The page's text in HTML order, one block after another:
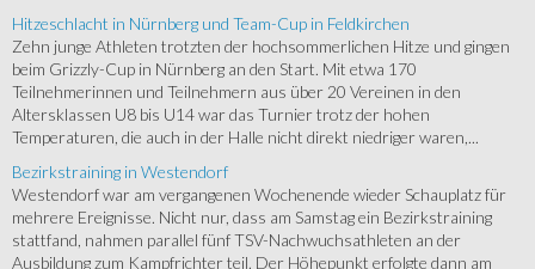
Hitzeschlacht in Nürnberg und Team-Cup in Feldkirchen
Zehn junge Athleten trotzten der hochsommerlichen Hitze und gingen
beim Grizzly-Cup in Nürnberg an den Start. Mit etwa 170
Teilnehmerinnen und Teilnehmern aus über 20 Vereinen in den
Altersklassen U8 bis U14 war das Turnier trotz der hohen
Temperaturen, die auch in der Halle nicht direkt niedriger waren,...
Bezirkstraining in Westendorf
Westendorf war am vergangenen Wochenende wieder Schauplatz für
mehrere Ereignisse. Nicht nur, dass am Samstag ein Bezirkstraining
stattfand, nahmen parallel fünf TSV-Nachwuchsathleten an der
Ausbildung zum Kampfrichter teil. Der Höhepunkt erfolgte dann am